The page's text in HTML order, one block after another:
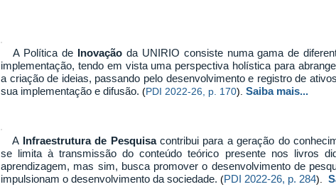
A Política de Inovaçãoda UNIRIO consiste numa gama de
implementação, tendo em vista uma perspectiva holística para
a criação de ideias, passando pelo desenvolvimento e registro de
sua implementação e difusão.(PDI 2022-26, p. 170). Saiba mais...
A Infraestrutura de Pesquisacontribui para a geração do
se limita à transmissão do conteúdo teórico presente nos livros
aprendizagem, mas sim, busca promover o desenvolvimento de
impulsionam o desenvolvimento da sociedade.(PDI 2022-26, p. 284).